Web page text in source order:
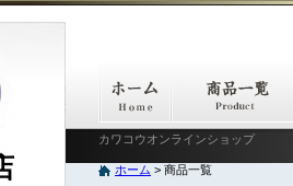
カワコウオンラインショップ
ホーム > 商品一覧